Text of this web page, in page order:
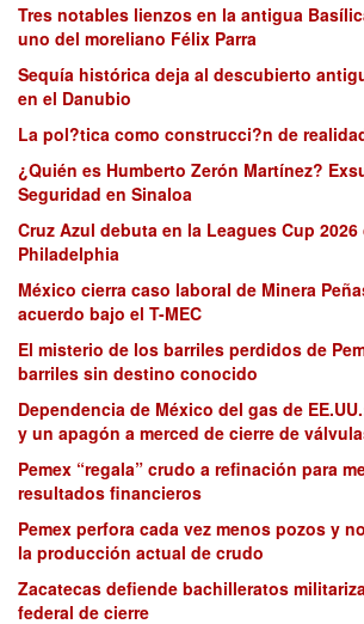
Tres notables lienzos en la antigua
uno del moreliano Félix Parra
Sequía histórica deja al descubierto
en el Danubio
La pol?tica como construcci?n de
¿Quién es Humberto Zerón Martínez?
Seguridad en Sinaloa
Cruz Azul debuta en la Leagues Cup
Philadelphia
México cierra caso laboral de Minera
acuerdo bajo el T-MEC
El misterio de los barriles perdidos de
barriles sin destino conocido
Dependencia de México del gas de
y un apagón a merced de cierre de
Pemex “regala” crudo a refinación para
resultados financieros
Pemex perfora cada vez menos pozos y
la producción actual de crudo
Zacatecas defiende bachilleratos
federal de cierre